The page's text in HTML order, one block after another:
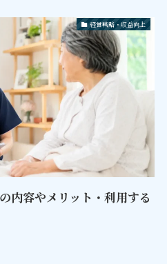
経営戦略・収益向上
内容やメリット・利用する